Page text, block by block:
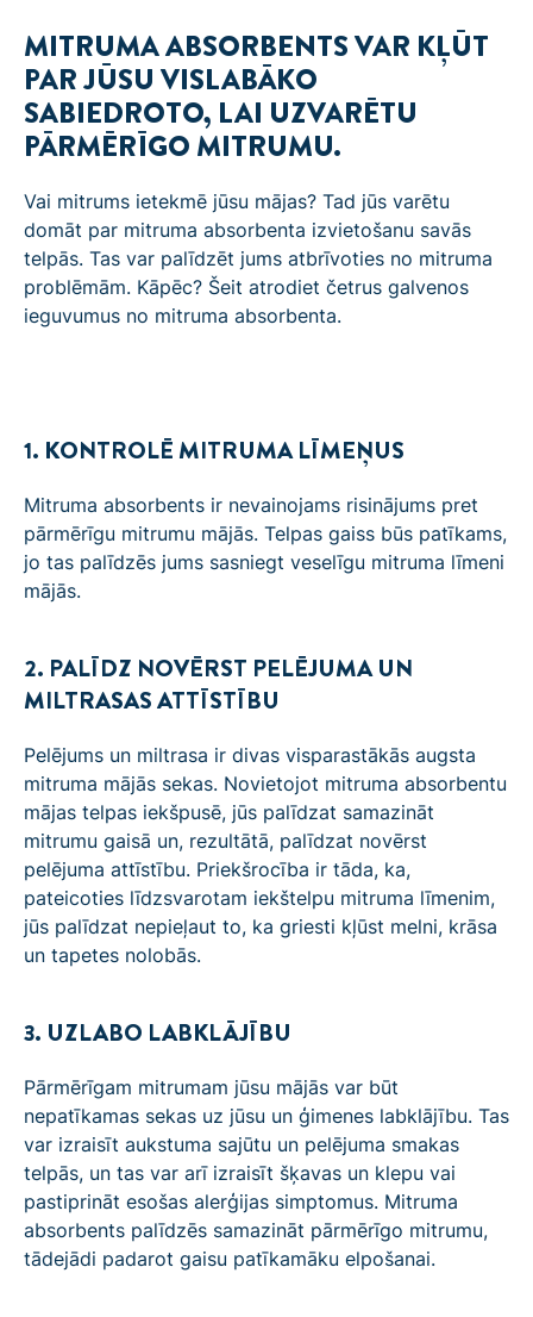
MITRUMA ABSORBENTS VAR KĻŪT
PAR JŪSU VISLABĀKO
SABIEDROTO, LAI UZVARĒTU
PĀRMĒRĪGO MITRUMU.
Vai mitrums ietekmē jūsu mājas? Tad jūs varētu
domāt par mitruma absorbenta izvietošanu savās
telpās. Tas var palīdzēt jums atbrīvoties no mitruma
problēmām. Kāpēc? Šeit atrodiet četrus galvenos
ieguvumus no mitruma absorbenta.
1. KONTROLĒ MITRUMA LĪMEŅUS
Mitruma absorbents ir nevainojams risinājums pret
pārmērīgu mitrumu mājās. Telpas gaiss būs patīkams,
jo tas palīdzēs jums sasniegt veselīgu mitruma līmeni
mājās.
2. PALĪDZ NOVĒRST PELĒJUMA UN
MILTRASAS ATTĪSTĪBU
Pelējums un miltrasa ir divas visparastākās augsta
mitruma mājās sekas. Novietojot mitruma absorbentu
mājas telpas iekšpusē, jūs palīdzat samazināt
mitrumu gaisā un, rezultātā, palīdzat novērst
pelējuma attīstību. Priekšrocība ir tāda, ka,
pateicoties līdzsvarotam iekštelpu mitruma līmenim,
jūs palīdzat nepieļaut to, ka griesti kļūst melni, krāsa
un tapetes nolobās.
3. UZLABO LABKLĀJĪBU
Pārmērīgam mitrumam jūsu mājās var būt
nepatīkamas sekas uz jūsu un ģimenes labklājību. Tas
var izraisīt aukstuma sajūtu un pelējuma smakas
telpās, un tas var arī izraisīt šķavas un klepu vai
pastiprināt esošas alerģijas simptomus. Mitruma
absorbents palīdzēs samazināt pārmērīgo mitrumu,
tādejādi padarot gaisu patīkamāku elpošanai.